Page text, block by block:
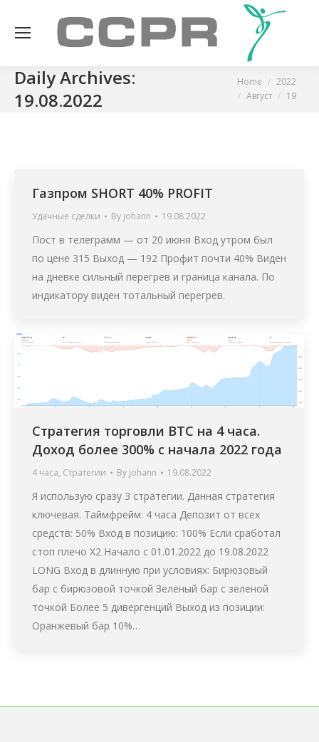
Daily Archives:
19.08.2022
You are here:Home
2022
Август
19
Газпром SHORT 40% PROFIT
Удачные сделки By johann 19.08.2022
Пост в телеграмм — от 20 июня Вход утром был
по цене 315 Выход — 192 Профит почти 40% Виден
на дневке сильный перегрев и граница канала. По
индикатору виден тотальный перегрев.
Стратегия торговли BTC на 4 часа.
Доход более 300% с начала 2022 года
4 часа, Стратегии By johann 19.08.2022
Я использую сразу 3 стратегии. Данная стратегия
ключевая. Таймфрейм: 4 часа Депозит от всех
средств: 50% Вход в позицию: 100% Если сработал
стоп плечо X2 Начало с 01.01.2022 до 19.08.2022
LONG Вход в длинную при условиях: Бирюзовый
бар с бирюзовой точкой Зеленый бар с зеленой
точкой Более 5 дивергенций Выход из позиции:
Оранжевый бар 10%…